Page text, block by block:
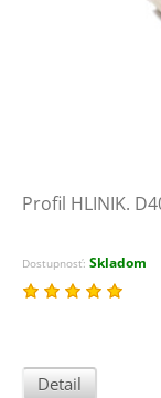
Profil HLINIK.
Dostupnosť: Skladom
Detail